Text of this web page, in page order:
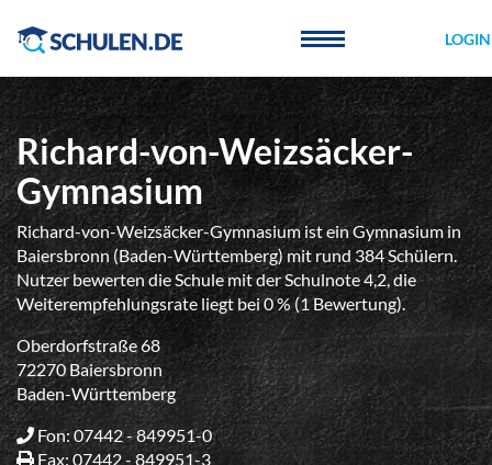
LOGIN
Richard-von-Weizsäcker-
Gymnasium
Richard-von-Weizsäcker-Gymnasium ist ein Gymnasium in
Baiersbronn (Baden-Württemberg) mit rund 384 Schülern.
Nutzer bewerten die Schule mit der Schulnote 4,2, die
Weiterempfehlungsrate liegt bei 0 % (1 Bewertung).
Oberdorfstraße 68
72270 Baiersbronn
Baden-Württemberg
Fon: 07442 - 849951-0
Fax: 07442 - 849951-3